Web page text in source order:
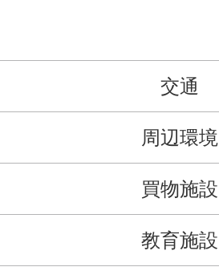
交通
周辺環境
買物施設
教育施設